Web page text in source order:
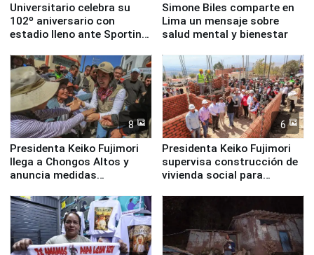
Universitario celebra su
102º aniversario con
estadio lleno ante Sporting
Simone Biles comparte en
Lima un mensaje sobre
salud mental y bienestar
8
Presidenta Keiko Fujimori
llega a Chongos Altos y
anuncia medidas
educación, salud y empleo
6
Presidenta Keiko Fujimori
supervisa construcción de
vivienda social para